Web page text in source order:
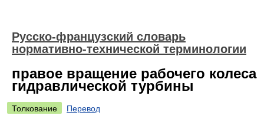
Русско-французский словарь
нормативно-технической терминологии
правое вращение рабочего колеса
гидравлической турбины
Толкование
Перевод